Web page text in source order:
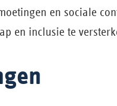
en sociale
en inclusie te